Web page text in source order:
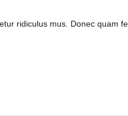
ridiculus mus. Donec quam